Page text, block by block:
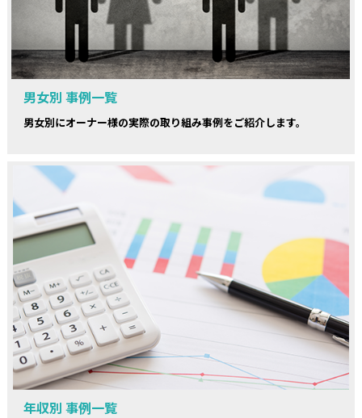
男女別 事例一覧
男女別にオーナー様の実際の取り組み事例をご紹介します。
年収別 事例一覧